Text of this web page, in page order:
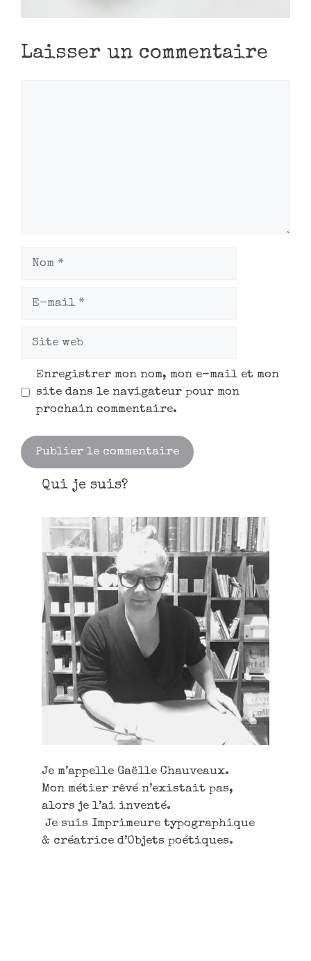
Laisser un commentaire
Enregistrer mon nom, mon e-mail et mon
site dans le navigateur pour mon
prochain commentaire.
Qui je suis?
Je m’appelle Gaëlle Chauveaux.
Mon métier rêvé n’existait pas,
alors je l’ai inventé.
Je suis Imprimeure typographique
& créatrice d’Objets poétiques.